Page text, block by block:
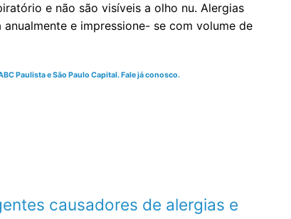
e não são visíveis a olho nu. Alergias
e impressione- se com volume de
Paulista e São Paulo Capital. Fale já conosco.
causadores de alergias e